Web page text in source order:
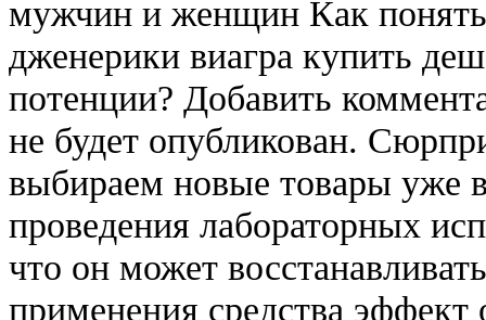
мужчин и женщин Как
дженерики виагра купить
потенции? Добавить
не будет опубликован.
выбираем новые товары уже
проведения лабораторных
что он может
применения средства эффект